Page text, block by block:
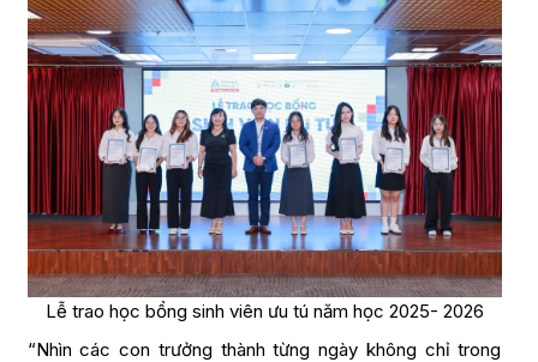
Lễ trao học bổng sinh viên ưu tú năm học 2025- 2026
“Nhìn các con trưởng thành từng ngày không chỉ trong